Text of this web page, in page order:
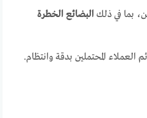
بما في ذلكالبضائع الخطرة
العملاء المحتملين بدقة وانتظام.